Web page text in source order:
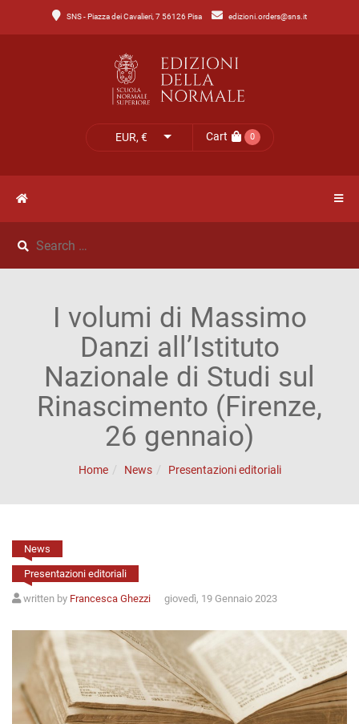
SNS - Piazza dei Cavalieri, 7 56126 Pisa edizioni.orders@sns.it
EUR, € Cart 0
MenuCatalogo
Catalogo
Incipit
Annali
di
Annali
di
Scienze
NOVITÀ
NEWS
IL
ACCOUNT
I volumi di Massimo
Danzi all’Istituto
Nazionale di Studi sul
Rinascimento (Firenze,
26 gennaio)
Home News Presentazioni editoriali
News
Presentazioni editoriali
written by Francesca Ghezzi giovedì, 19 Gennaio 2023